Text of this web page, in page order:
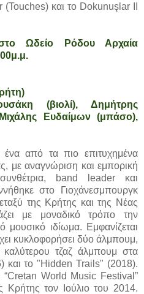
και το Dokunuşlar II
Ωδείο Ρόδου Αρχαία
(βιολί), Δημήτρης
Ευδαίμων (μπάσο),
από τα πιο επιτυχημένα
με αναγνώριση και εμπορική
band leader και
στο Γιοχάνεσμπουργκ
της Κρήτης και της Νέας
με μοναδικό τρόπο την
μουσικό ιδίωμα. Εμφανίζεται
κυκλοφορήσει δύο άλμπουμ,
τζαζ άλμπουμ στα
και το "Hidden Trails" (2018).
“Cretan World Music Festival”
Κρήτης τον Ιούλιο του 2014.